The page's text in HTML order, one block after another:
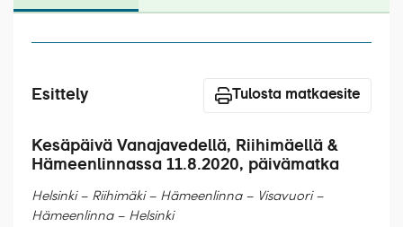
Esittely Tulosta matkaesite
Kesäpäivä Vanajavedellä, Riihimäellä &
Hämeenlinnassa 11.8.2020, päivämatka
Helsinki – Riihimäki – Hämeenlinna – Visavuori –
Hämeenlinna – Helsinki